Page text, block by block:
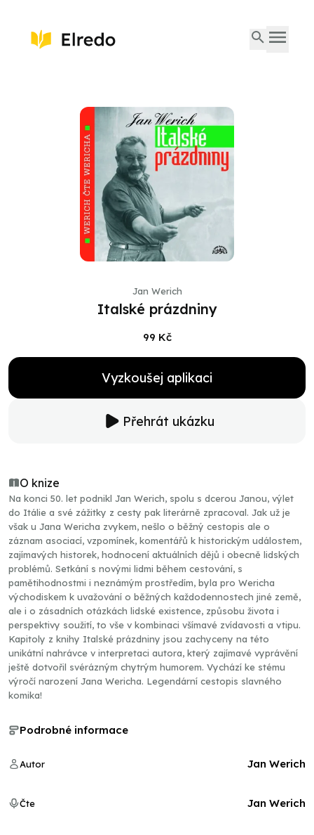
Jan Werich
Italské prázdniny
99 Kč
Vyzkoušej aplikaci
Přehrát ukázku
O knize
Na konci 50. let podnikl Jan Werich, spolu s dcerou Janou, výlet
do Itálie a své zážitky z cesty pak literárně zpracoval. Jak už je
však u Jana Wericha zvykem, nešlo o běžný cestopis ale o
záznam asociací, vzpomínek, komentářů k historickým událostem,
zajímavých historek, hodnocení aktuálních dějů i obecně lidských
problémů. Setkání s novými lidmi během cestování, s
pamětihodnostmi i neznámým prostředím, byla pro Wericha
východiskem k uvažování o běžných každodennostech jiné země,
ale i o zásadních otázkách lidské existence, způsobu života i
perspektivy soužití, to vše v kombinaci všímavé zvídavosti a vtipu.
Kapitoly z knihy Italské prázdniny jsou zachyceny na této
unikátní nahrávce v interpretaci autora, který zajímavé vyprávění
ještě dotvořil svérázným chytrým humorem. Vychází ke stému
výročí narození Jana Wericha. Legendární cestopis slavného
komika!
Podrobné informace
Autor Jan Werich
Čte Jan Werich